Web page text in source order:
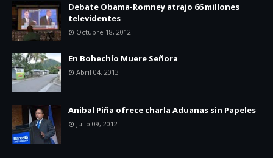
Debate Obama-Romney atrajo 66 millones
televidentes
Octubre 18, 2012
En Bohechío Muere Señora
Abril 04, 2013
Anibal Piña ofrece charla Aduanas sin Papeles
Julio 09, 2012